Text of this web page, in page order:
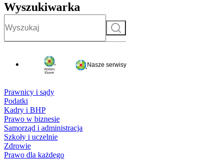
Wyszukiwarka
Szukaj
Nasze serwisy
Prawnicy i sądy
Podatki
Kadry i BHP
Prawo w biznesie
Samorząd i administracja
Szkoły i uczelnie
Zdrowie
Prawo dla każdego